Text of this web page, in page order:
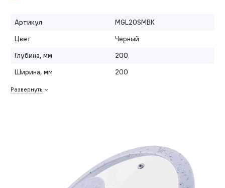
Артикул
MGL20SMBK
Цвет
Черный
Глубина, мм
200
Ширина, мм
200
Развернуть